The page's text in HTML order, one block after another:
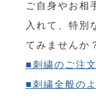
ご自身やお相
入れて、特別
てみませんか
■刺繍のご注
■刺繍全般の